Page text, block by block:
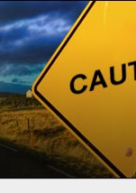
Ketua strategi